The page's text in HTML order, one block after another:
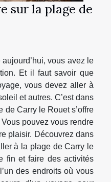
sur la plage de
vous avez le
Et il faut savoir que
vous devez aller à
et autres. C’est dans
de Carry le Rouet s’offre
pouvez vous rendre
plaisir. Découvrez dans
à la plage de Carry le
fin et faire des activités
des endroits où vous